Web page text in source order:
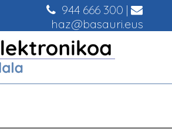
944 666 300 |
haz@basauri.eus